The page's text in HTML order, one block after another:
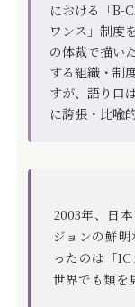
における「B-
ワンス」制度
の体裁で描い
する組織・制
すが、語り口
に誇張・比喩
2003年、日
ジョンの鮮
ったのは「
世界でも類を